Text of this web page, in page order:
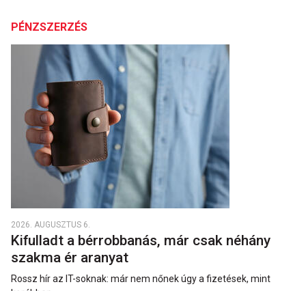
PÉNZSZERZÉS
2026. AUGUSZTUS 6.
Kifulladt a bérrobbanás, már csak néhány
szakma ér aranyat
Rossz hír az IT-soknak: már nem nőnek úgy a fizetések, mint